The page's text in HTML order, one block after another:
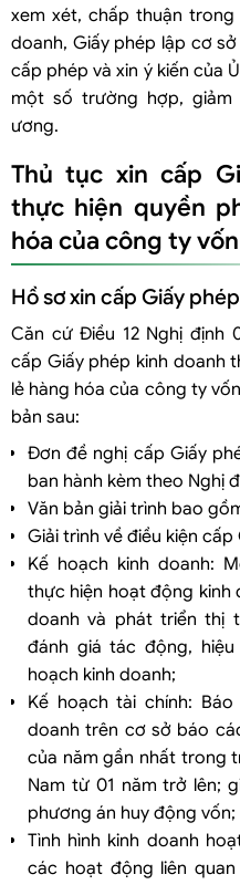
xem xét, chấp thuận
doanh, Giấy phép lập cơ
cấp phép và xin ý kiến của
một số trường hợp,
ương.
Thủ tục xin cấp
thực hiện quyền
hóa của công ty
Hồ sơ xin cấp Giấy
Căn cứ Điều 12 Nghị định
cấp Giấy phép kinh doanh
lẻ hàng hóa của công ty
bản sau:
Đơn đề nghị cấp Giấy
ban hành kèm theo Nghị
Văn bản giải trình bao
Giải trình về điều kiện
Kế hoạch kinh doanh:
thực hiện hoạt động kinh
doanh và phát triển thị
đánh giá tác động,
hoạch kinh doanh;
Kế hoạch tài chính:
doanh trên cơ sở báo
của năm gần nhất trong
Nam từ 01 năm trở lên;
phương án huy động
Tình hình kinh doanh
các hoạt động liên